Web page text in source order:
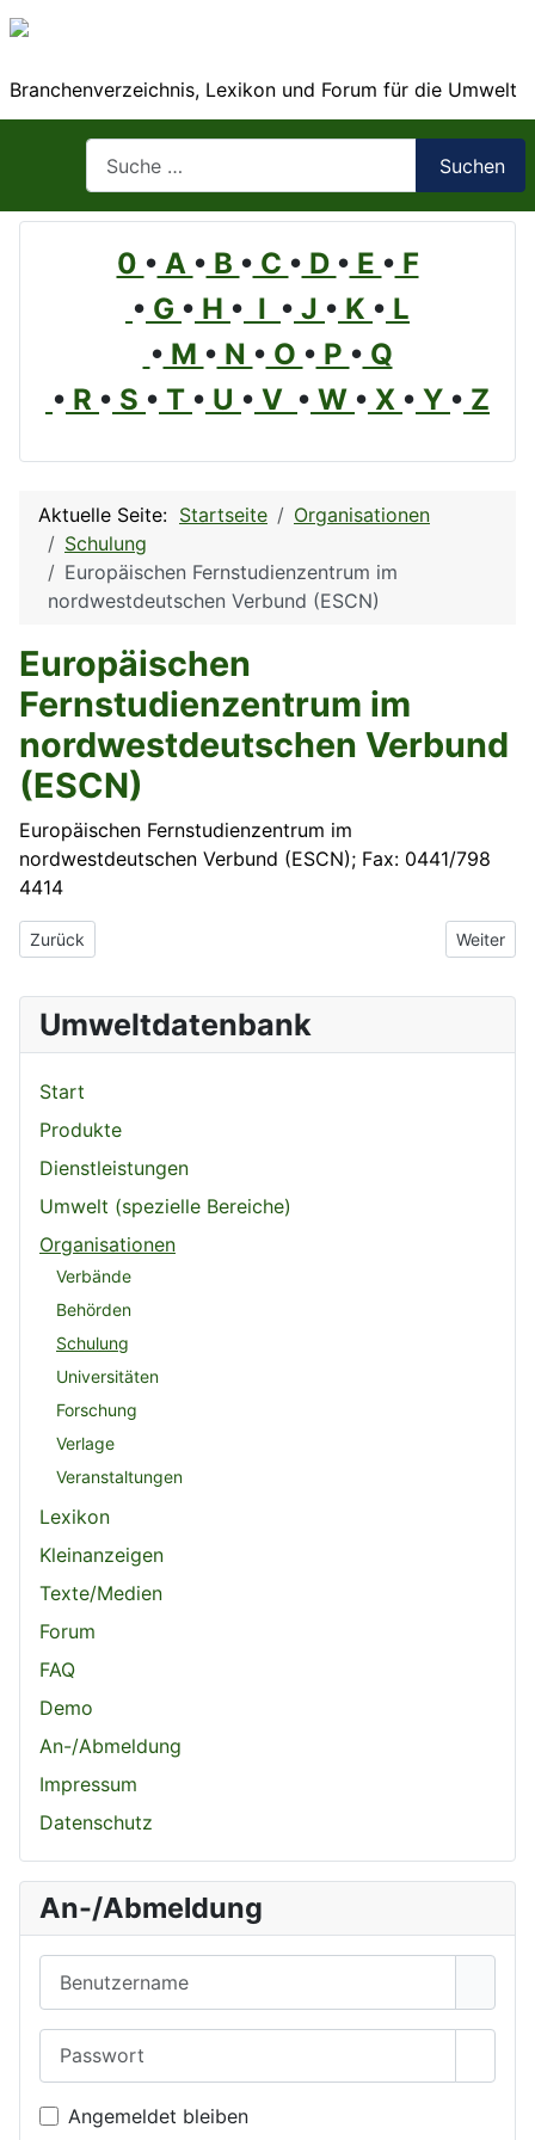
Branchenverzeichnis, Lexikon und Forum für die Umwelt
Suchen
0 • A • B • C • D • E • F
• G • H • I • J • K • L
• M • N • O • P • Q
• R • S • T • U • V • W • X • Y • Z
Aktuelle Seite: Startseite
Organisationen
Schulung
Europäischen Fernstudienzentrum im
nordwestdeutschen Verbund (ESCN)
Europäischen
Fernstudienzentrum im
nordwestdeutschen Verbund
(ESCN)
Europäischen Fernstudienzentrum im
nordwestdeutschen Verbund (ESCN); Fax: 0441/798
4414
Vorheriger Beitrag: Energie- und Umweltzentrum Am Deister e.V.
Zurück Nächster
Weiter
Umweltdatenbank
Start
Produkte
Dienstleistungen
Umwelt (spezielle Bereiche)
Organisationen
Verbände
Behörden
Schulung
Universitäten
Forschung
Verlage
Veranstaltungen
Lexikon
Kleinanzeigen
Texte/Medien
Forum
FAQ
Demo
An-/Abmeldung
Impressum
Datenschutz
An-/Abmeldung
Angemeldet bleiben